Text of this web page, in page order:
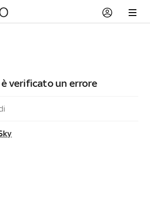
verificato un errore